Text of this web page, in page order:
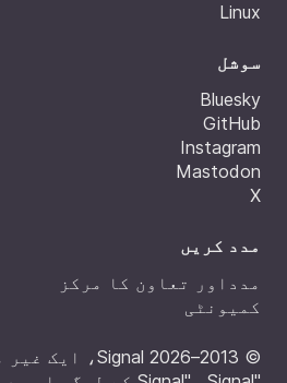
Linux
سوشل
Bluesky
GitHub
Instagram
Mastodon
X
مدد کریں
مدداور تعاون کا مرکز
کمیونٹی
© 2013–2026 Signal، ایک غیر منافع بخش ادارہ۔